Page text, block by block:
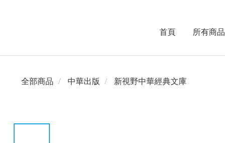
首頁 所有商品
全部商品 中華出版 新視野中華經典文庫